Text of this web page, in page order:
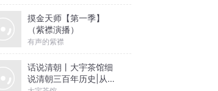
摸金天师【第一季】
（紫襟演播）
有声的紫襟
话说清朝丨大宇茶馆细
说清朝三百年历史|从努